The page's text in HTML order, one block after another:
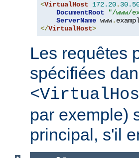
<VirtualHost 172.20.
DocumentRoot
"/www/
ServerName www.
</VirtualHost>
Les requêtes
spécifiées
par exemple)
principal, s'il